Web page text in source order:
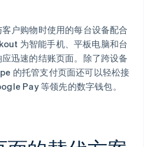
户购物时使用的每台设备配合
为智能手机、平板电脑和台
迅速的结账页面。除了跨设备
的托管支付页面还可以轻松接
Pay 等领先的数字钱包。